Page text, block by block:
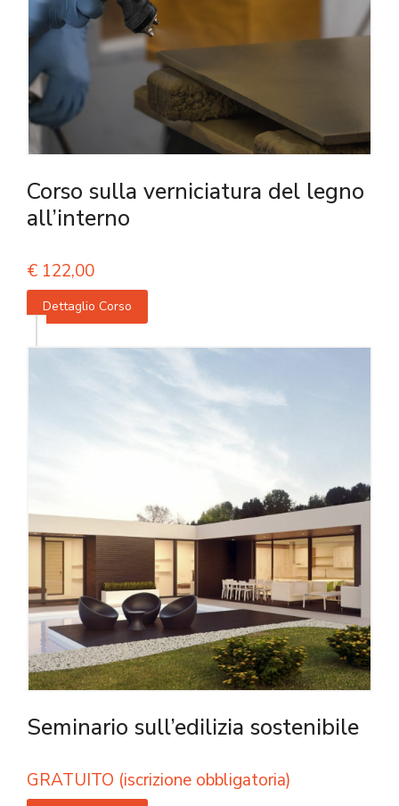
Corso sulla verniciatura del legno
all’interno
€ 122,00
Dettaglio Corso
Seminario sull’edilizia sostenibile
GRATUITO (iscrizione obbligatoria)